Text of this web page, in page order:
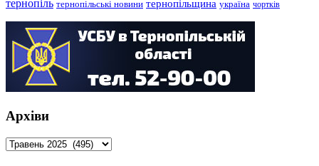
тернопіль тернопільські новини тернопільщина україна чортків
Архіви
Архіви